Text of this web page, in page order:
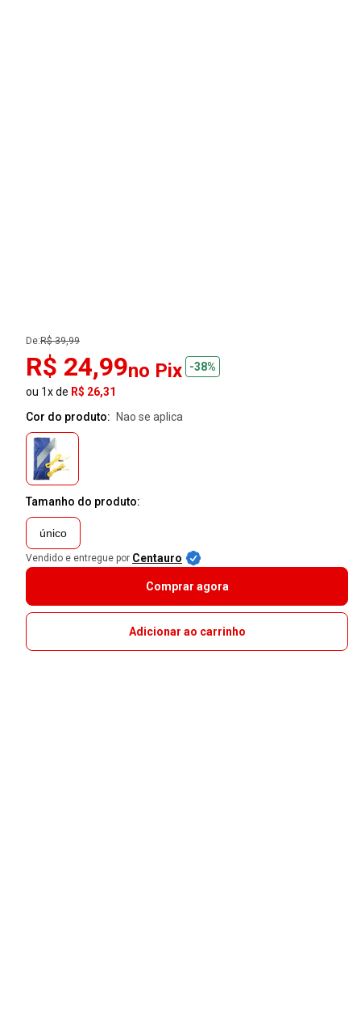
De:R$ 39,99
R$ 24,99no Pix
-38%
ou 1x de R$ 26,31
Cor do produto:
nao se aplica
Tamanho do produto:
único
Vendido e entregue por Centauro
Comprar agora
Adicionar ao carrinho